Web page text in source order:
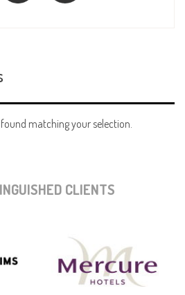
matching your selection.
CLIENTS